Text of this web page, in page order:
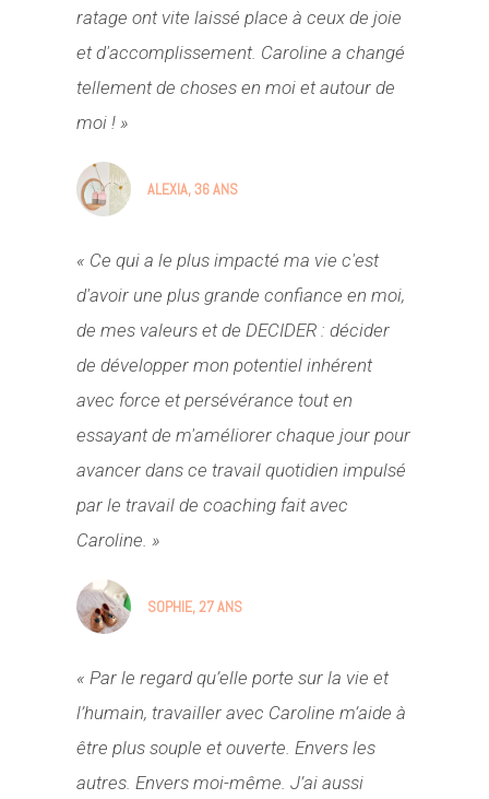
ratage ont vite laissé place à ceux de joie
et d'accomplissement. Caroline a changé
tellement de choses en moi et autour de
moi ! »
ALEXIA, 36 ANS
« Ce qui a le plus impacté ma vie c'est
d'avoir une plus grande confiance en moi,
de mes valeurs et de DECIDER : décider
de développer mon potentiel inhérent
avec force et persévérance tout en
essayant de m'améliorer chaque jour pour
avancer dans ce travail quotidien impulsé
par le travail de coaching fait avec
Caroline. »
SOPHIE, 27 ANS
« Par le regard qu’elle porte sur la vie et
l’humain, travailler avec Caroline m’aide à
être plus souple et ouverte. Envers les
autres. Envers moi-même. J’ai aussi